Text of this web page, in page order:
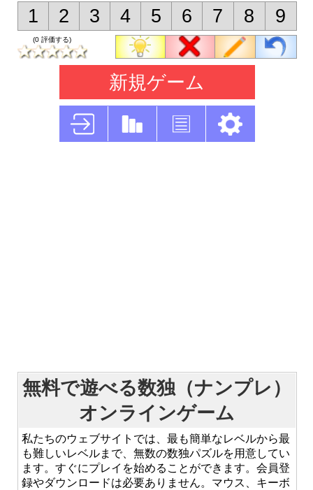
1 2 3 4 5 6 7 8 9
(0 評価する)
新規ゲーム
無料で遊べる数独（ナンプレ）
オンラインゲーム
私たちのウェブサイトでは、最も簡単なレベルから最
も難しいレベルまで、無数の数独パズルを用意してい
ます。すぐにプレイを始めることができます。会員登
録やダウンロードは必要ありません。マウス、キーボ